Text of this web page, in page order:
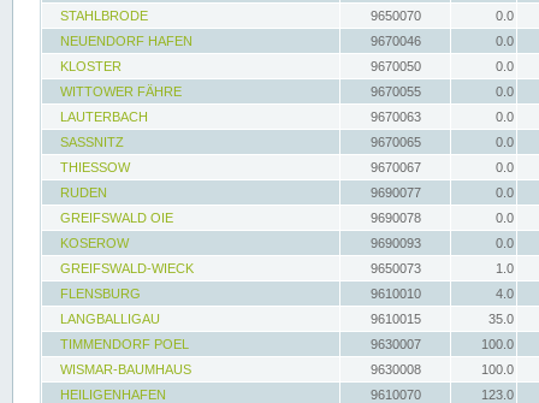
STAHLBRODE
9650070
0.0
NEUENDORF HAFEN
9670046
0.0
KLOSTER
9670050
0.0
WITTOWER FÄHRE
9670055
0.0
LAUTERBACH
9670063
0.0
SASSNITZ
9670065
0.0
THIESSOW
9670067
0.0
RUDEN
9690077
0.0
GREIFSWALD OIE
9690078
0.0
KOSEROW
9690093
0.0
GREIFSWALD-WIECK
9650073
1.0
FLENSBURG
9610010
4.0
LANGBALLIGAU
9610015
35.0
TIMMENDORF POEL
9630007
100.0
WISMAR-BAUMHAUS
9630008
100.0
HEILIGENHAFEN
9610070
123.0